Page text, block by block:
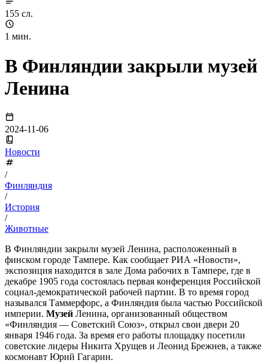
155 сл.
1 мин.
В Финляндии закрыли музей
Ленина
2024-11-06
Новости
/
Финляндия
/
История
/
Животные
В Финляндии закрыли музей Ленина, расположенный в
финском городе Тампере. Как сообщает РИА «Новости»,
экспозиция находится в зале Дома рабочих в Тампере, где в
декабре 1905 года состоялась первая конференция Российской
социал-демократической рабочей партии. В то время город
назывался Таммерфорс, а Финляндия была частью Российской
империи. Музей Ленина, организованный обществом
«Финляндия — Советский Союз», открыл свои двери 20
января 1946 года. За время его работы площадку посетили
советские лидеры Никита Хрущев и Леонид Брежнев, а также
космонавт Юрий Гагарин.